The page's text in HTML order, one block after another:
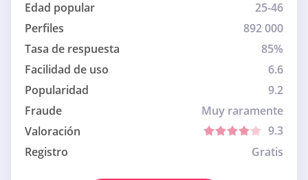
Edad popular
25-46
Perfiles
892 000
Tasa de respuesta
85%
Facilidad de uso
6.6
Popularidad
9.2
Fraude
Muy raramente
Valoración
9.3
Registro
Gratis